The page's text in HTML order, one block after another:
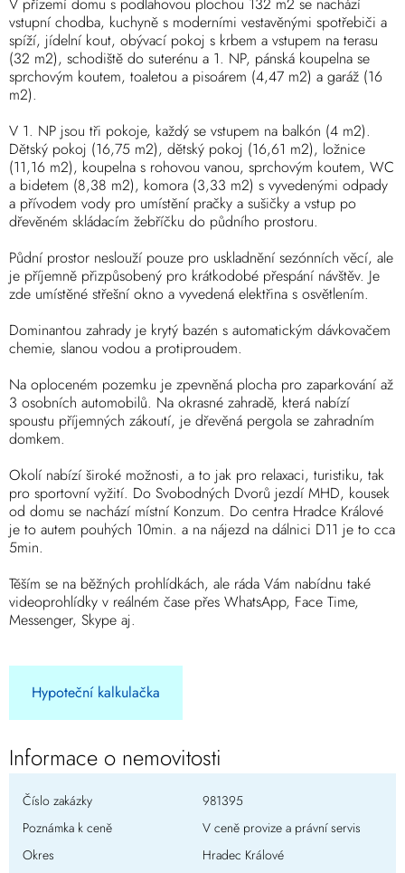
V přízemí domu s podlahovou plochou 132 m2 se nachází
vstupní chodba, kuchyně s moderními vestavěnými spotřebiči a
spíží, jídelní kout, obývací pokoj s krbem a vstupem na terasu
(32 m2), schodiště do suterénu a 1. NP, pánská koupelna se
sprchovým koutem, toaletou a pisoárem (4,47 m2) a garáž (16
m2).
V 1. NP jsou tři pokoje, každý se vstupem na balkón (4 m2).
Dětský pokoj (16,75 m2), dětský pokoj (16,61 m2), ložnice
(11,16 m2), koupelna s rohovou vanou, sprchovým koutem, WC
a bidetem (8,38 m2), komora (3,33 m2) s vyvedenými odpady
a přívodem vody pro umístění pračky a sušičky a vstup po
dřevěném skládacím žebříčku do půdního prostoru.
Půdní prostor neslouží pouze pro uskladnění sezónních věcí, ale
je příjemně přizpůsobený pro krátkodobé přespání návštěv. Je
zde umístěné střešní okno a vyvedená elektřina s osvětlením.
Dominantou zahrady je krytý bazén s automatickým dávkovačem
chemie, slanou vodou a protiproudem.
Na oploceném pozemku je zpevněná plocha pro zaparkování až
3 osobních automobilů. Na okrasné zahradě, která nabízí
spoustu příjemných zákoutí, je dřevěná pergola se zahradním
domkem.
Okolí nabízí široké možnosti, a to jak pro relaxaci, turistiku, tak
pro sportovní vyžití. Do Svobodných Dvorů jezdí MHD, kousek
od domu se nachází místní Konzum. Do centra Hradce Králové
je to autem pouhých 10min. a na nájezd na dálnici D11 je to cca
5min.
Těším se na běžných prohlídkách, ale ráda Vám nabídnu také
videoprohlídky v reálném čase přes WhatsApp, Face Time,
Messenger, Skype aj.
Hypoteční kalkulačka
Informace o nemovitosti
Číslo zakázky
981395
Poznámka k ceně
V ceně provize a právní servis
Okres
Hradec Králové